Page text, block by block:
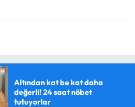
Altından kat be kat daha
değerli! 24 saat nöbet
tutuyorlar